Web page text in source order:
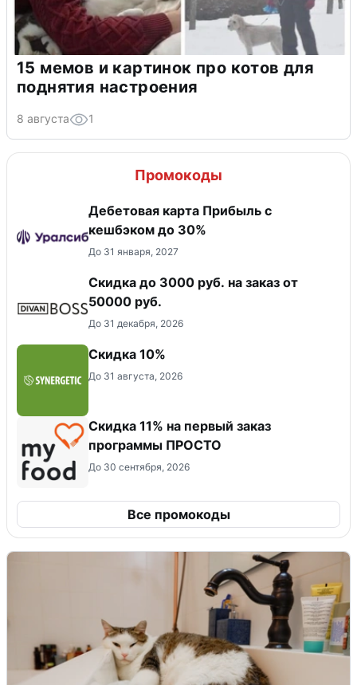
15 мемов и картинок про котов для
поднятия настроения
8 августа 1
Промокоды
Дебетовая карта Прибыль с
кешбэком до 30%
До 31 января, 2027
Скидка до 3000 руб. на заказ от
50000 руб.
До 31 декабря, 2026
Скидка 10%
До 31 августа, 2026
Скидка 11% на первый заказ
программы ПРОСТО
До 30 сентября, 2026
Все промокоды